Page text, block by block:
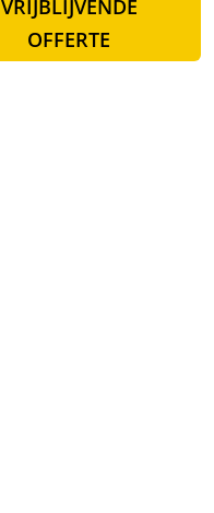
VRIJBLIJVENDE
OFFERTE